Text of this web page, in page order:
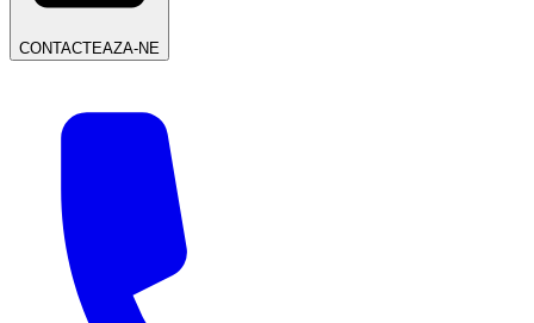
CONTACTEAZA-NE